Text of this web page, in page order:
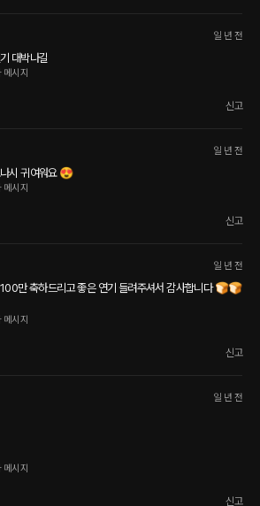
일 년 전
대박나길
메시지
신고
일 년 전
시 귀여워요 😍
메시지
신고
일 년 전
만 축하드리고 좋은 연기 들려주셔서 감사합니다 🍞🍞
메시지
신고
일 년 전
메시지
신고